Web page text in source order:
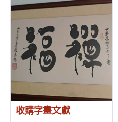
收購字畫文獻